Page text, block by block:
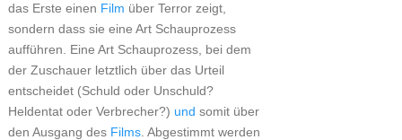
das Erste einen Film über Terror zeigt,
sondern dass sie eine Art Schauprozess
aufführen. Eine Art Schauprozess, bei dem
der Zuschauer letztlich über das Urteil
entscheidet (Schuld oder Unschuld?
Heldentat oder Verbrecher?) und somit über
den Ausgang des Films. Abgestimmt werden